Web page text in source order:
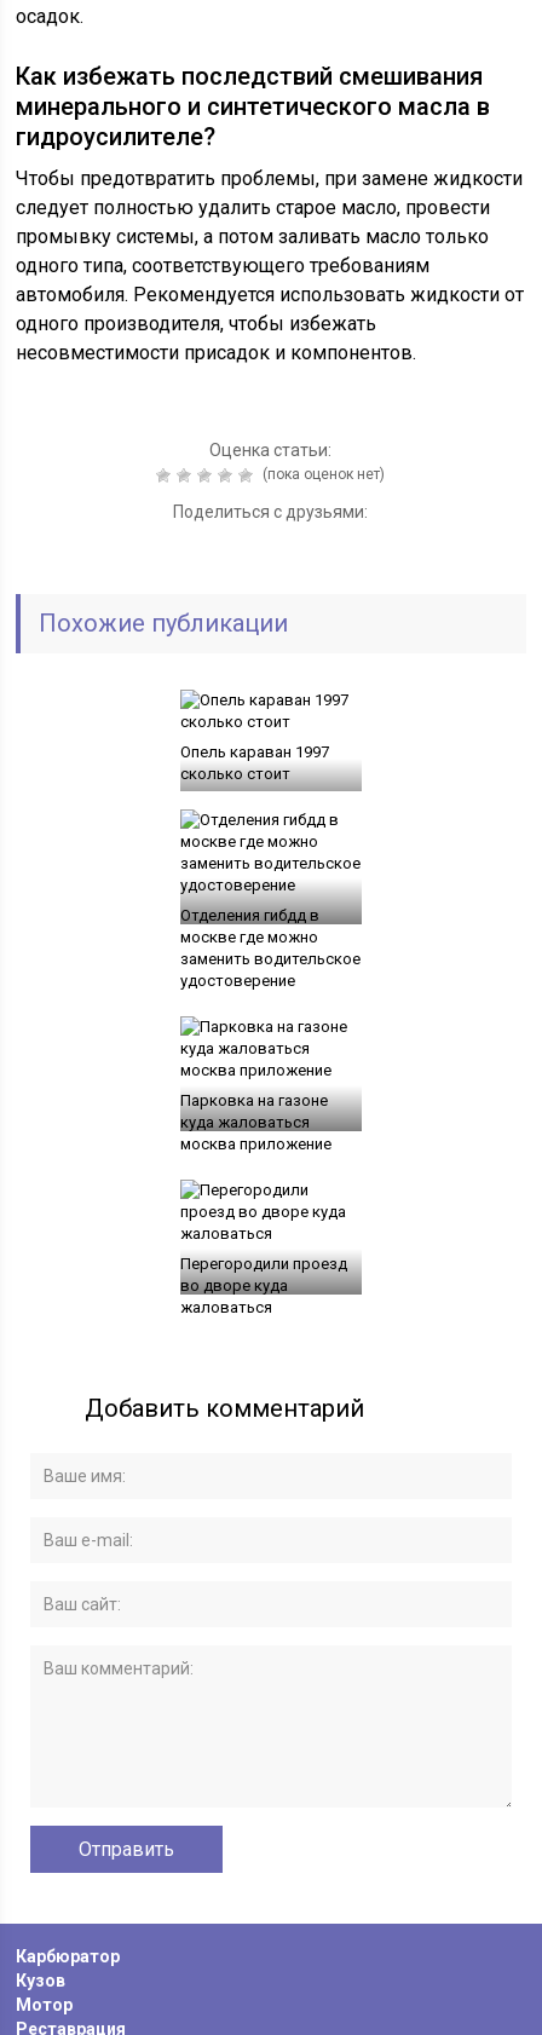
осадок.
Как избежать последствий смешивания
минерального и синтетического масла в
гидроусилителе?
Чтобы предотвратить проблемы, при замене жидкости
следует полностью удалить старое масло, провести
промывку системы, а потом заливать масло только
одного типа, соответствующего требованиям
автомобиля. Рекомендуется использовать жидкости от
одного производителя, чтобы избежать
несовместимости присадок и компонентов.
Оценка статьи:
(пока оценок нет)
Поделиться с друзьями:
Похожие публикации
Опель караван 1997
сколько стоит
Отделения гибдд в
москве где можно
заменить водительское
удостоверение
Парковка на газоне
куда жаловаться
москва приложение
Перегородили проезд
во дворе куда
жаловаться
Добавить комментарий
Карбюратор
Кузов
Мотор
Реставрация